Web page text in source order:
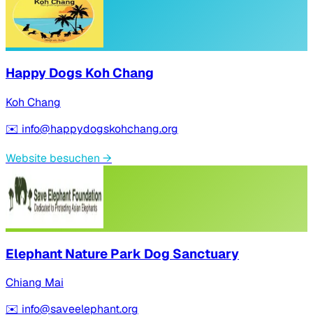
Happy Dogs Koh Chang
Koh Chang
✉️ info@happydogskohchang.org
Website besuchen →
Elephant Nature Park Dog Sanctuary
Chiang Mai
✉️ info@saveelephant.org